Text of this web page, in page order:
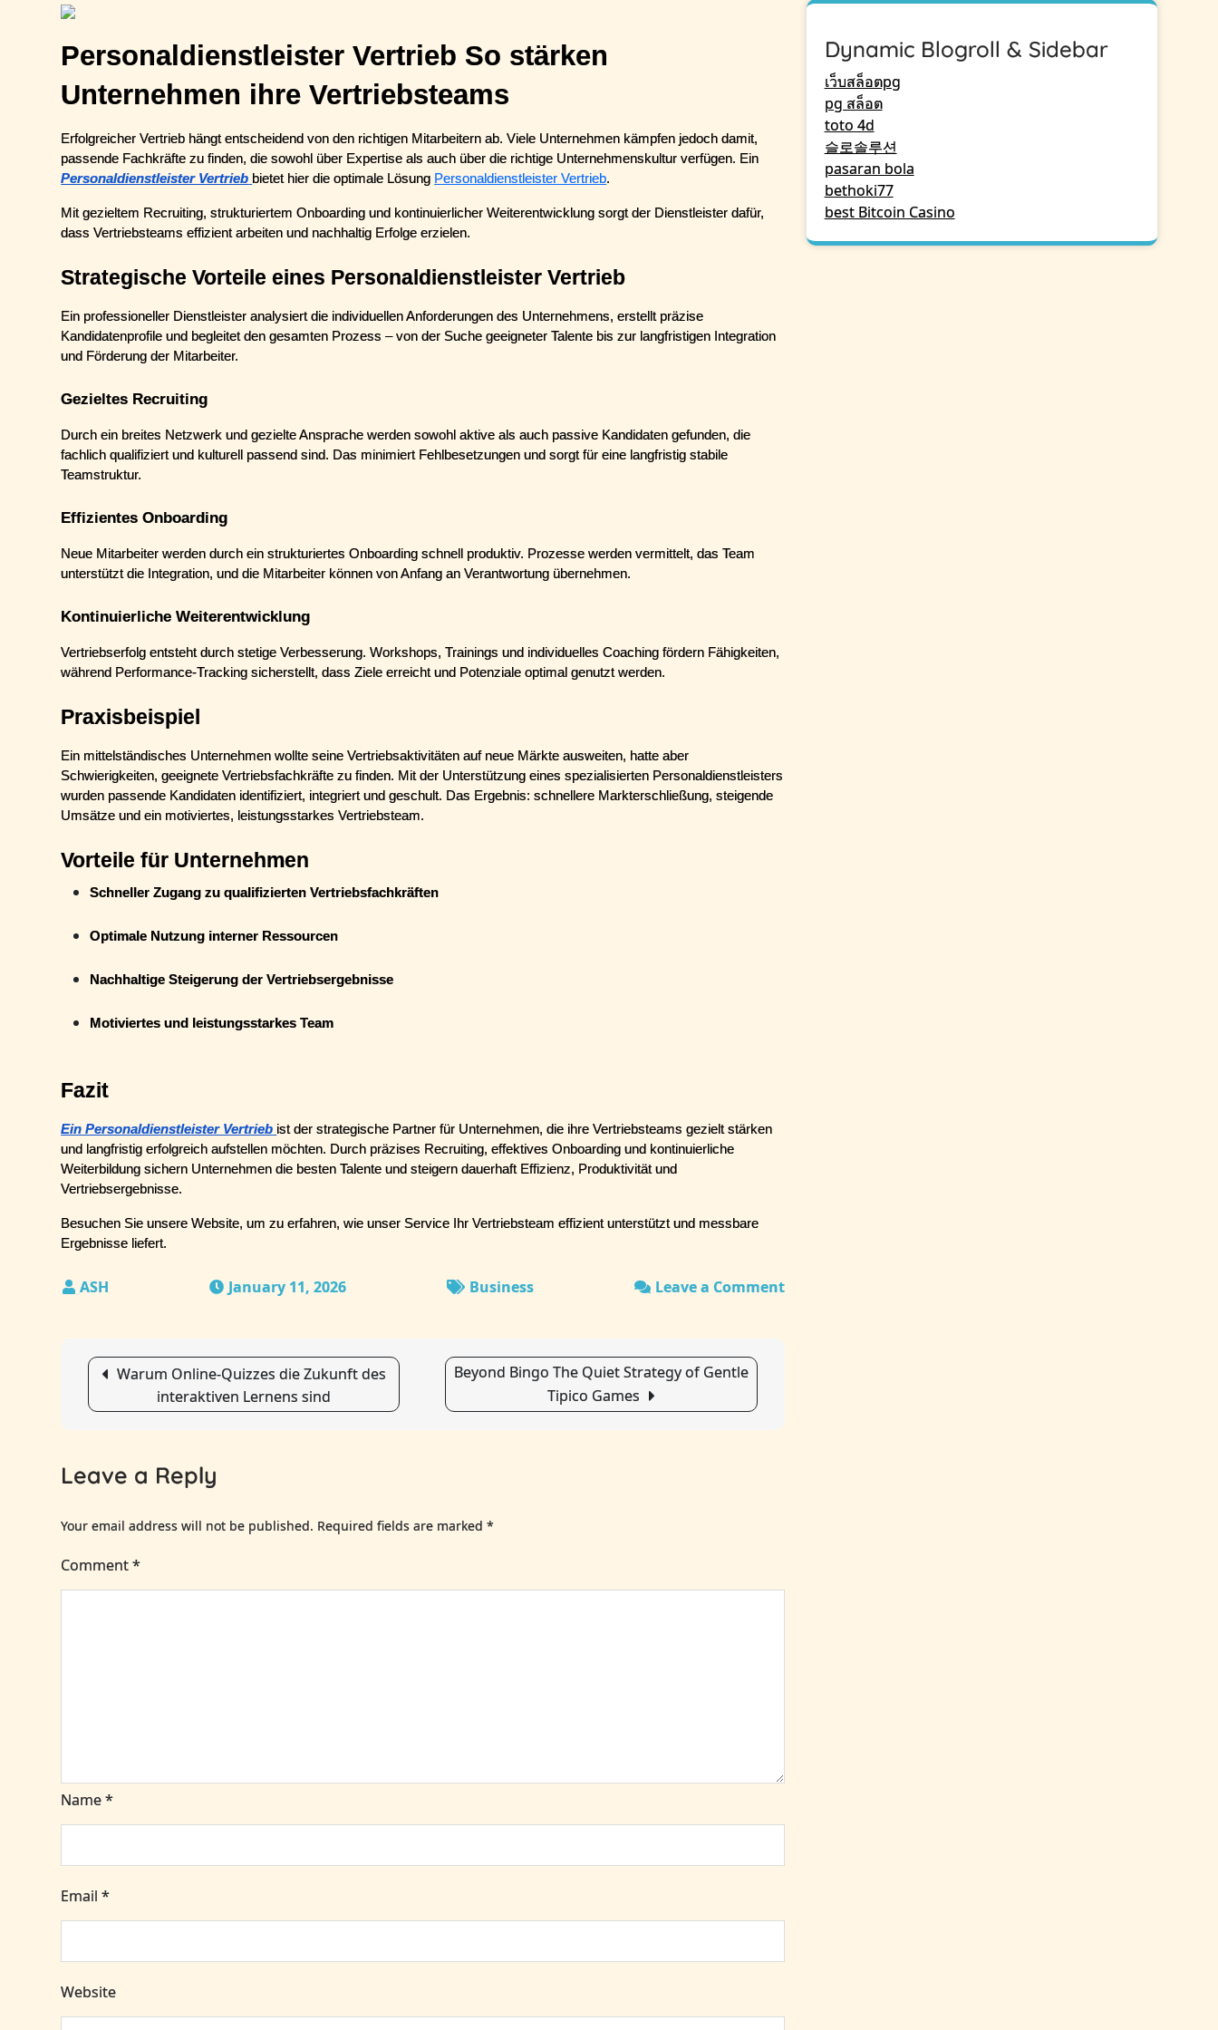
Personaldienstleister Vertrieb So stärken
Unternehmen ihre Vertriebsteams
Erfolgreicher Vertrieb hängt entscheidend von den richtigen Mitarbeitern ab. Viele Unternehmen kämpfen jedoch damit,
Personaldienstleister Vertrieb bietet hier die optimale Lösung Personaldienstleister Vertrieb.
Mit gezieltem Recruiting, strukturiertem Onboarding und kontinuierlicher Weiterentwicklung sorgt der Dienstleister dafür,
dass Vertriebsteams effizient arbeiten und nachhaltig Erfolge erzielen.
Strategische Vorteile eines Personaldienstleister Vertrieb
Ein professioneller Dienstleister analysiert die individuellen Anforderungen des Unternehmens, erstellt präzise
Kandidatenprofile und begleitet den gesamten Prozess – von der Suche geeigneter Talente bis zur langfristigen Integration
und Förderung der Mitarbeiter.
Gezieltes Recruiting
Durch ein breites Netzwerk und gezielte Ansprache werden sowohl aktive als auch passive Kandidaten gefunden, die
fachlich qualifiziert und kulturell passend sind. Das minimiert Fehlbesetzungen und sorgt für eine langfristig stabile
Teamstruktur.
Effizientes Onboarding
Neue Mitarbeiter werden durch ein strukturiertes Onboarding schnell produktiv. Prozesse werden vermittelt, das Team
unterstützt die Integration, und die Mitarbeiter können von Anfang an Verantwortung übernehmen.
Kontinuierliche Weiterentwicklung
Vertriebserfolg entsteht durch stetige Verbesserung. Workshops, Trainings und individuelles Coaching fördern Fähigkeiten,
während Performance-Tracking sicherstellt, dass Ziele erreicht und Potenziale optimal genutzt werden.
Praxisbeispiel
Ein mittelständisches Unternehmen wollte seine Vertriebsaktivitäten auf neue Märkte ausweiten, hatte aber
Schwierigkeiten, geeignete Vertriebsfachkräfte zu finden. Mit der Unterstützung eines spezialisierten Personaldienstleisters
wurden passende Kandidaten identifiziert, integriert und geschult. Das Ergebnis: schnellere Markterschließung, steigende
Umsätze und ein motiviertes, leistungsstarkes Vertriebsteam.
Vorteile für Unternehmen
Schneller Zugang zu qualifizierten Vertriebsfachkräften
Optimale Nutzung interner Ressourcen
Nachhaltige Steigerung der Vertriebsergebnisse
Motiviertes und leistungsstarkes Team
Fazit
Ein Personaldienstleister Vertrieb ist der strategische Partner für Unternehmen, die ihre Vertriebsteams gezielt stärken
und langfristig erfolgreich aufstellen möchten. Durch präzises Recruiting, effektives Onboarding und kontinuierliche
Weiterbildung sichern Unternehmen die besten Talente und steigern dauerhaft Effizienz, Produktivität und
Vertriebsergebnisse.
Besuchen Sie unsere Website, um zu erfahren, wie unser Service Ihr Vertriebsteam effizient unterstützt und messbare
Ergebnisse liefert.
January 11, 2026 Business Leave a Commenton
Post
navigation
Warum Online-Quizzes die Zukunft des
interaktiven Lernens sind
Beyond Bingo The Quiet Strategy of Gentle
Tipico Games
Leave a Reply
Your email address will not be published. Required fields are marked*
Comment*
Name*
Email*
Website
Dynamic Blogroll & Sidebar
เว็บสล็อตpg
pg สล็อต
toto 4d
슬로솔루션
pasaran bola
bethoki77
best Bitcoin Casino